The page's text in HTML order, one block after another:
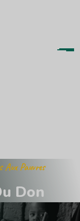
Aux Pauvres
u Don